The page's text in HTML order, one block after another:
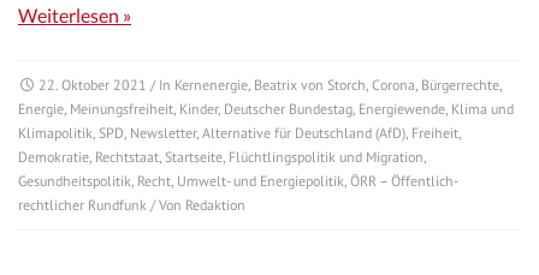
Weiterlesen »
22. Oktober 2021 / In Kernenergie Beatrix von Storch Corona Bürgerrechte
Energie Meinungsfreiheit Kinder, Deutscher Bundestag Energiewende Klima und
Klimapolitik SPD Newsletter, Alternative für Deutschland (AfD) Freiheit
Demokratie Rechtstaat Startseite Flüchtlingspolitik und Migration
Gesundheitspolitik Recht Umwelt- und Energiepolitik ÖRR – Öffentlich-
rechtlicher Rundfunk / Von Redaktion